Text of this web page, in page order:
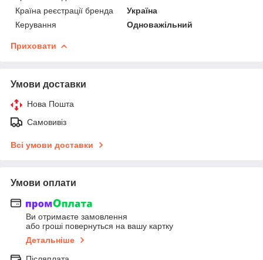
Країна реєстрації бренда
Україна
Керування
Одноважільний
Приховати
Умови доставки
Нова Пошта
Самовивіз
Всі умови доставки
Умови оплати
Ви отримаєте замовлення
або гроші повернуться на вашу картку
Детальніше